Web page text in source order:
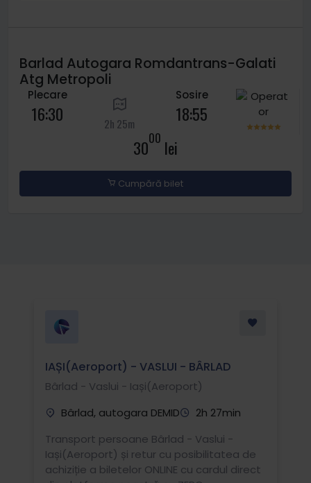
Barlad Autogara Romdantrans-Galati
Atg Metropoli
Plecare
16:30 2h 25m
Sosire
18:55
3000 lei
Cumpără bilet
IAȘI(Aeroport) - VASLUI - BÂRLAD
Bârlad - Vaslui - Iași(Aeroport)
Bârlad, autogara DEMID
2h 27min
Transport persoane Bârlad - Vaslui -
Iași(Aeroport) și retur cu posibilitatea de
achiziție a biletelor ONLINE cu cardul direct